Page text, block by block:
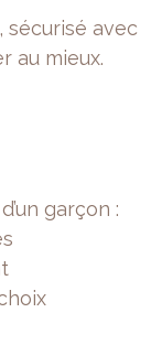
sécurisé avec
au mieux.
garçon :